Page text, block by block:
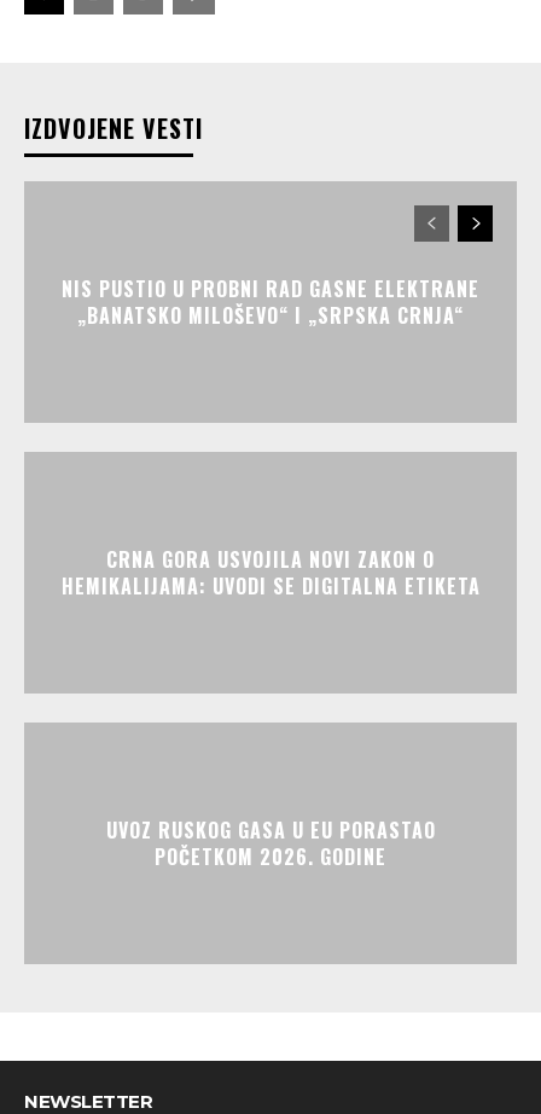
IZDVOJENE VESTI
NIS PUSTIO U PROBNI RAD GASNE ELEKTRANE
„BANATSKO MILOŠEVO“ I „SRPSKA CRNJA“
CRNA GORA USVOJILA NOVI ZAKON O
HEMIKALIJAMA: UVODI SE DIGITALNA ETIKETA
UVOZ RUSKOG GASA U EU PORASTAO
POČETKOM 2026. GODINE
NEWSLETTER